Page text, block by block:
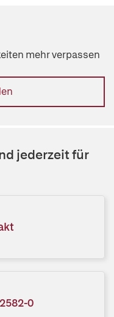
mehr verpassen
jederzeit für
0